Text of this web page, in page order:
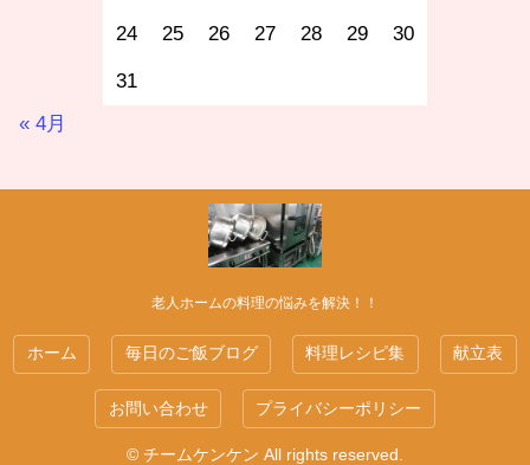
24 25 26 27 28 29 30
31
« 4月
老人ホームの料理の悩みを解決！！
ホーム 毎日のご飯ブログ 料理レシピ集 献立表
お問い合わせ プライバシーポリシー
© チームケンケン All rights reserved.